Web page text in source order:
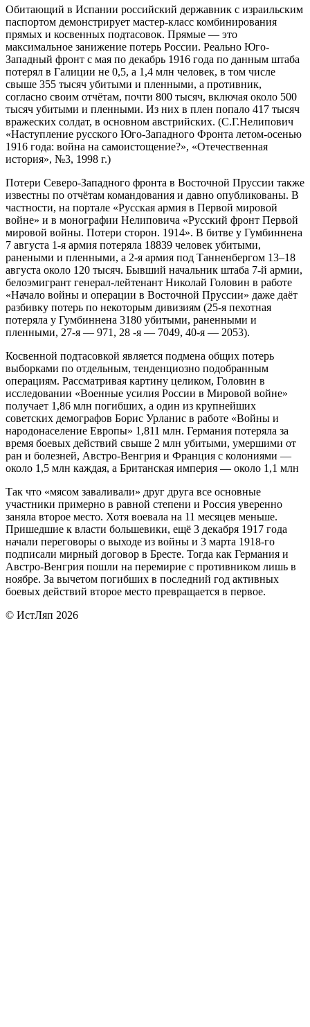
Обитающий в Испании российский державник с израильским
паспортом демонстрирует мастер-класс комбинирования
прямых и косвенных подтасовок. Прямые — это
максимальное занижение потерь России. Реально Юго-
Западный фронт с мая по декабрь 1916 года по данным штаба
потерял в Галиции не 0,5, а 1,4 млн человек, в том числе
свыше 355 тысяч убитыми и пленными, а противник,
согласно своим отчётам, почти 800 тысяч, включая около 500
тысяч убитыми и пленными. Из них в плен попало 417 тысяч
вражеских солдат, в основном австрийских. (С.Г.Нелипович
«Наступление русского Юго-Западного Фронта летом-осенью
1916 года: война на самоистощение?», «Отечественная
история», №3, 1998 г.)
Потери Северо-Западного фронта в Восточной Пруссии также
известны по отчётам командования и давно опубликованы. В
частности, на портале «Русская армия в Первой мировой
войне» и в монографии Нелиповича «Русский фронт Первой
мировой войны. Потери сторон. 1914». В битве у Гумбиннена
7 августа 1-я армия потеряла 18839 человек убитыми,
ранеными и пленными, а 2-я армия под Танненбергом 13–18
августа около 120 тысяч. Бывший начальник штаба 7-й армии,
белоэмигрант генерал-лейтенант Николай Головин в работе
«Начало войны и операции в Восточной Пруссии» даже даёт
разбивку потерь по некоторым дивизиям (25-я пехотная
потеряла у Гумбиннена 3180 убитыми, раненными и
пленными, 27-я — 971, 28 -я — 7049, 40-я — 2053).
Косвенной подтасовкой является подмена общих потерь
выборками по отдельным, тенденциозно подобранным
операциям. Рассматривая картину целиком, Головин в
исследовании «Военные усилия России в Мировой войне»
получает 1,86 млн погибших, а один из крупнейших
советских демографов Борис Урланис в работе «Войны и
народонаселение Европы» 1,811 млн. Германия потеряла за
время боевых действий свыше 2 млн убитыми, умершими от
ран и болезней, Австро-Венгрия и Франция с колониями —
около 1,5 млн каждая, а Британская империя — около 1,1 млн
Так что «мясом заваливали» друг друга все основные
участники примерно в равной степени и Россия уверенно
заняла второе место. Хотя воевала на 11 месяцев меньше.
Пришедшие к власти большевики, ещё 3 декабря 1917 года
начали переговоры о выходе из войны и 3 марта 1918-го
подписали мирный договор в Бресте. Тогда как Германия и
Австро-Венгрия пошли на перемирие с противником лишь в
ноябре. За вычетом погибших в последний год активных
боевых действий второе место превращается в первое.
© ИстЛяп 2026